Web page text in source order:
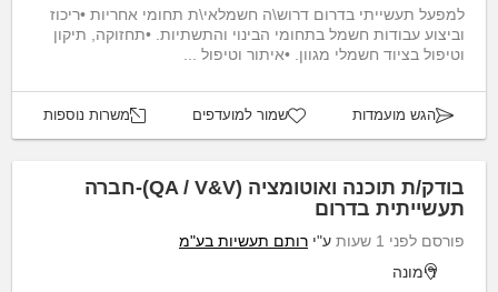
למפעל תעשייתי בדרום דרוש\ה חשמלאי\ת תחומי אחריות •ריכוז
וביצוע עבודות חשמל בתחומי הבינוי והתשתיות. •תחזוקה, תיקון
וטיפול בציוד חשמלי מגוון. •איתור וטיפול ...
הגש מועמדות שמור למועדפים משרות נוספות
בודק/ת תוכנה ואוטומציה (QA / V&V)-חברה
תעשייתית בדרום
פורסם לפני 1 שעות ע"י רותם תעשיות בע"מ
דימונה